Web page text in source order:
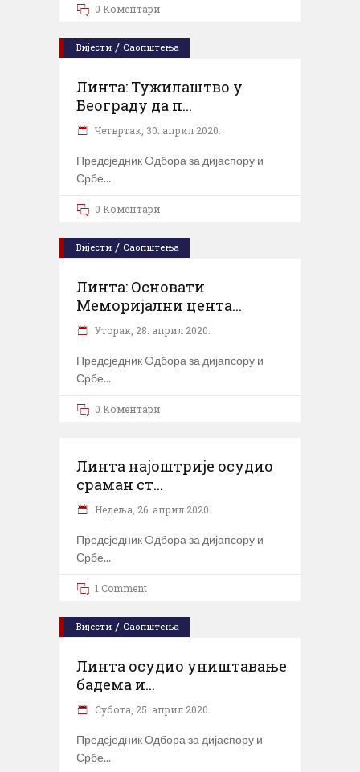
0 Коментари
Вијести / Саопштења
Линта: Тужилаштво у
Београду да п...
Четвртак, 30. април 2020.
Предсједник Oдбора за дијаспору и
Србе
0 Коментари
Вијести / Саопштења
Линта: Основати
Меморијални цента...
Уторак, 28. април 2020.
Предсједник Oдбора за дијапсору и
Србе
0 Коментари
Линта најоштрије осудио
сраман ст...
Недеља, 26. април 2020.
Предсједник Oдбора за дијапсору и
Србе
1 Comment
Вијести / Саопштења
Линта осудио уништавање
бадема и...
Субота, 25. април 2020.
Предсједник Одбора за дијаспору и
Србе